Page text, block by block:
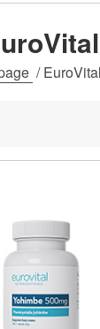
/EuroVital